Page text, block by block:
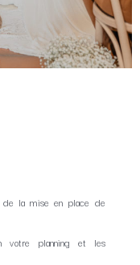
la mise en place de
planning et les